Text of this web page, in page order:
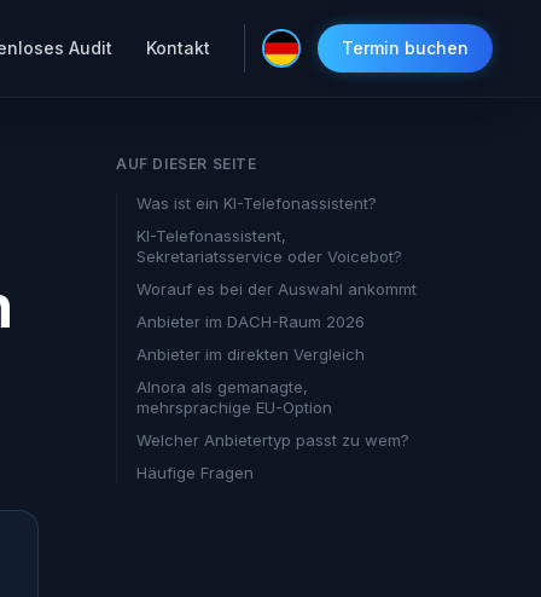
Audit Kontakt Termin buchen
AUF DIESER SEITE
Was ist ein KI-Telefonassistent?
KI-Telefonassistent,
Sekretariatsservice oder Voicebot?
Worauf es bei der Auswahl ankommt
Anbieter im DACH-Raum 2026
Anbieter im direkten Vergleich
AInora als gemanagte,
mehrsprachige EU-Option
Welcher Anbietertyp passt zu wem?
Häufige Fragen